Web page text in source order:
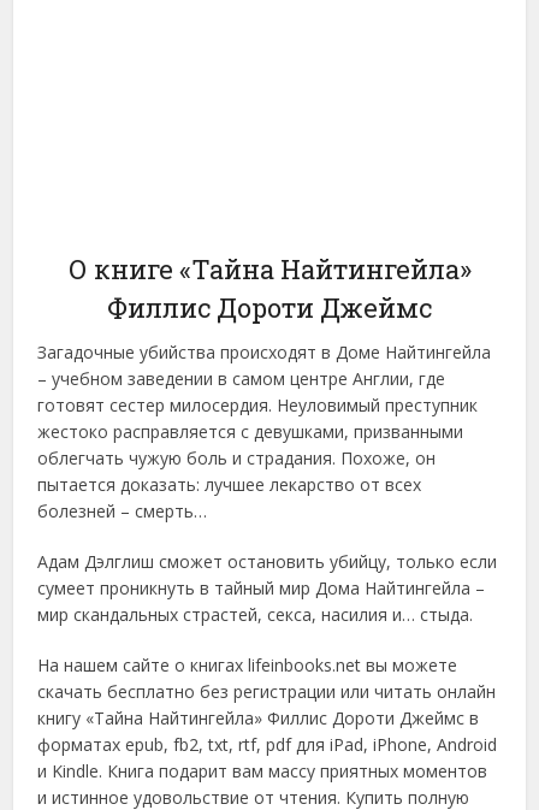
О книге «Тайна Найтингейла»
Филлис Дороти Джеймс
Загадочные убийства происходят в Доме Найтингейла
– учебном заведении в самом центре Англии, где
готовят сестер милосердия. Неуловимый преступник
жестоко расправляется с девушками, призванными
облегчать чужую боль и страдания. Похоже, он
пытается доказать: лучшее лекарство от всех
болезней – смерть…
Адам Дэлглиш сможет остановить убийцу, только если
сумеет проникнуть в тайный мир Дома Найтингейла –
мир скандальных страстей, секса, насилия и… стыда.
На нашем сайте о книгах lifeinbooks.net вы можете
скачать бесплатно без регистрации или читать онлайн
книгу «Тайна Найтингейла» Филлис Дороти Джеймс в
форматах epub, fb2, txt, rtf, pdf для iPad, iPhone, Android
и Kindle. Книга подарит вам массу приятных моментов
и истинное удовольствие от чтения. Купить полную